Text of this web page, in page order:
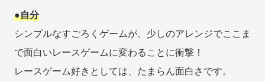
●自分
シンプルなすごろくゲームが、少しのアレンジでここま
で面白いレースゲームに変わることに衝撃！
レースゲーム好きとしては、たまらん面白さです。